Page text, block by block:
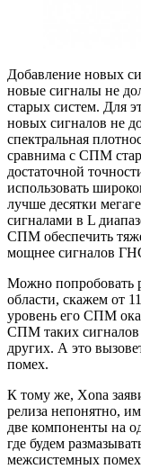
Добавление новых
новые сигналы не
старых систем. Для
новых сигналов не
спектральная
сравнима с СПМ
достаточной
использовать
лучше десятки
сигналами в L
СПМ обеспечить
мощнее сигналов
Можно попробовать
области, скажем от
уровень его СПМ
СПМ таких сигналов
других. А это
помех.
К тому же, Xona
релиза непонятно,
две компоненты на
где будем
межсистемных помех